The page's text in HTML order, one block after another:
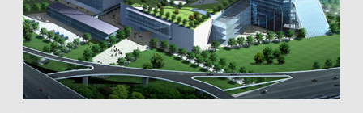
消
息
|
姚